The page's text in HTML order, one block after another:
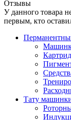
Отзывы
У данного товара
первым, кто
Тату